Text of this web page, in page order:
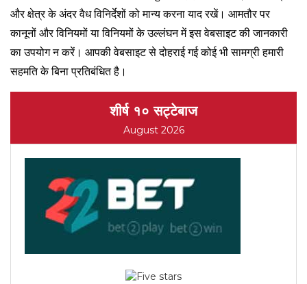
और क्षेत्र के अंदर वैध विनिर्देशों को मान्य करना याद रखें। आमतौर पर
कानूनों और विनियमों या विनियमों के उल्लंघन में इस वेबसाइट की जानकारी
का उपयोग न करें। आपकी वेबसाइट से दोहराई गई कोई भी सामग्री हमारी
सहमति के बिना प्रतिबंधित है।
शीर्ष १० सट्टेबाज
August 2026